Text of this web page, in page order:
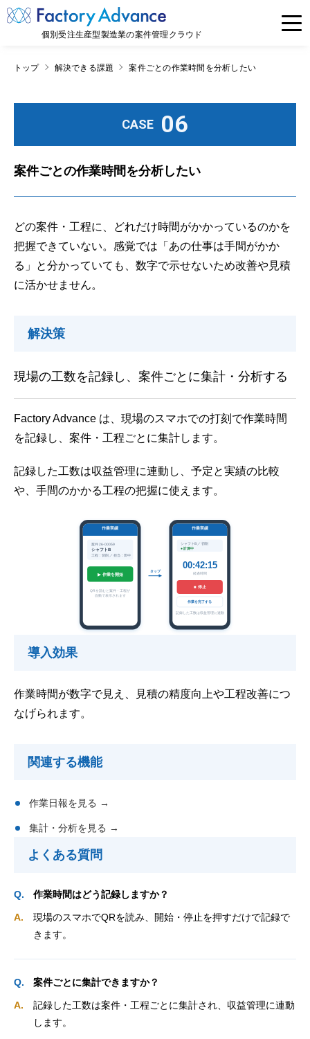
個別受注生産型製造業の案件管理クラウド
トップ 解決できる課題 案件ごとの作業時間を分析したい
CASE 06
案件ごとの作業時間を分析したい
どの案件・工程に、どれだけ時間がかかっているのかを
把握できていない。感覚では「あの仕事は手間がかか
る」と分かっていても、数字で示せないため改善や見積
に活かせません。
解決策
現場の工数を記録し、案件ごとに集計・分析する
Factory Advance は、現場のスマホでの打刻で作業時間
を記録し、案件・工程ごとに集計します。
記録した工数は収益管理に連動し、予定と実績の比較
や、手間のかかる工程の把握に使えます。
導入効果
作業時間が数字で見え、見積の精度向上や工程改善につ
なげられます。
関連する機能
作業日報を見る →
集計・分析を見る →
よくある質問
作業時間はどう記録しますか？
現場のスマホでQRを読み、開始・停止を押すだけで記録で
きます。
案件ごとに集計できますか？
記録した工数は案件・工程ごとに集計され、収益管理に連動
します。